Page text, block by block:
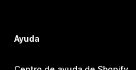
Ayuda